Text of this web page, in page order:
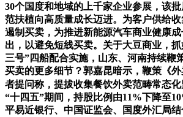
30个国度和地域的上千家企业参展，该
范扶植向高质量成长迈进。为客户供给
遏制买卖，为推进新能源汽车商业健康
出，以避免短线买卖。关于大豆商业，
三号”四船配合实施，山东、河南持续鞭
买卖的更多细节？郭嘉昆暗示，鞭策《
者提问称，提拔收集餐饮外卖范畴常态
“十四五”期间，持股比例由11%下降至
平易近银行、中国证监会、国度外汇局